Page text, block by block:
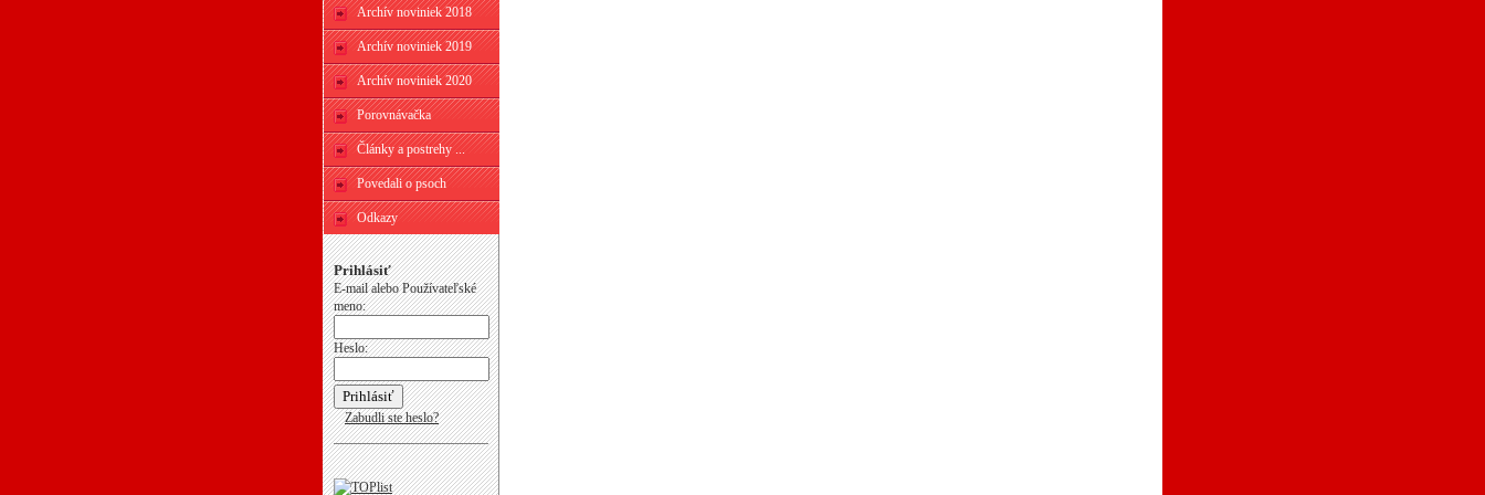
Archív noviniek 2018
Archív noviniek 2019
Archív noviniek 2020
Porovnávačka
Články a postrehy ...
Povedali o psoch
Odkazy
Prihlásiť
E-mail alebo Používateľské
meno:
Heslo:
Zabudli ste heslo?